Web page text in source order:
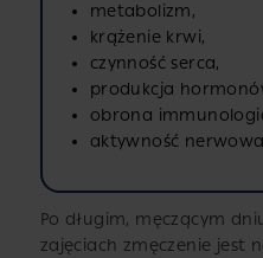
metabolizm,
krążenie krwi,
czynność serca,
produkcja
obrona
aktywność
Po długim, męczącym
zajęciach zmęczenie jest